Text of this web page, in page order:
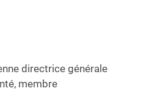
directrice générale
membre